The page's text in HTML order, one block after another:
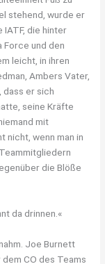
stehend, wurde er
IATF, die hinter
Force und den
leicht, in ihren
Ambers Vater,
dass er sich
seine Kräfte
mit
nicht, wenn man in
die Blöße
da drinnen.«
Joe Burnett
CO des Teams